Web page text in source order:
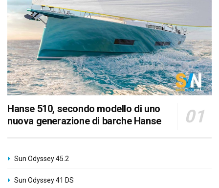
Hanse 510, secondo modello di uno
nuova generazione di barche Hanse
Sun Odyssey 45.2
Sun Odyssey 41 DS